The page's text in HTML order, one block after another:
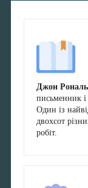
Джон
письменник і
Один із
двохсот
робіт.